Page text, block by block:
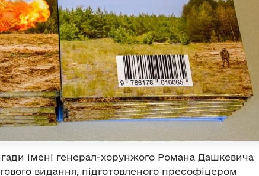
імені генерал-хорунжого Романа Дашкевича
видання, підготовленого пресофіцером